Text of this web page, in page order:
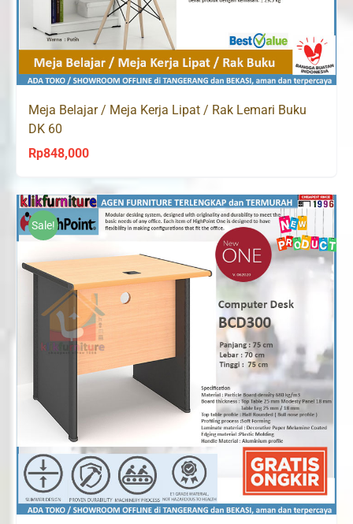
Meja Belajar / Meja Kerja Lipat / Rak Lemari Buku
DK 60
Rp848,000
Sale!